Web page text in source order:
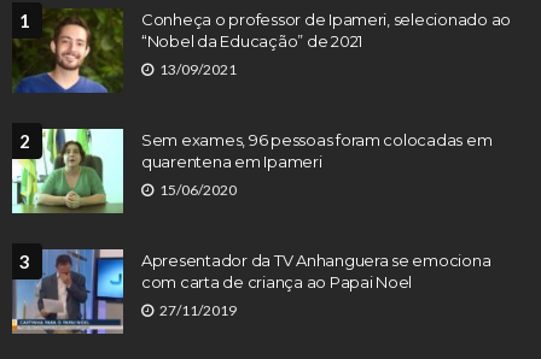
1
Conheça o professor de Ipameri, selecionado ao
“Nobel da Educação” de 2021
13/09/2021
2
Sem exames, 96 pessoas foram colocadas em
quarentena em Ipameri
15/06/2020
3
Apresentador da TV Anhanguera se emociona
com carta de criança ao Papai Noel
27/11/2019